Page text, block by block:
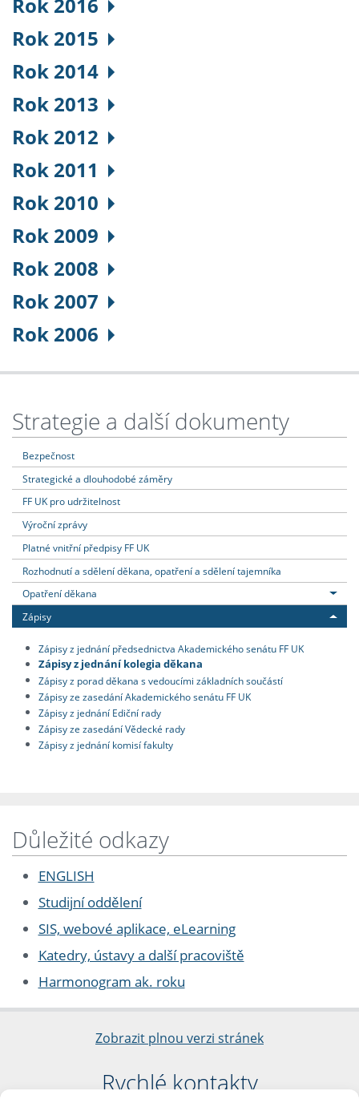
Rok 2015
Rok 2014
Rok 2013
Rok 2012
Rok 2011
Rok 2010
Rok 2009
Rok 2008
Rok 2007
Rok 2006
Strategie a další dokumenty
Bezpečnost
Strategické a dlouhodobé záměry
FF UK pro udržitelnost
Výroční zprávy
Platné vnitřní předpisy FF UK
Rozhodnutí a sdělení děkana, opatření a sdělení tajemníka
Opatření děkana
Zápisy
Zápisy z jednání předsednictva Akademického senátu FF UK
Zápisy z jednání kolegia děkana
Zápisy z porad děkana s vedoucími základních součástí
Zápisy ze zasedání Akademického senátu FF UK
Zápisy z jednání Ediční rady
Zápisy ze zasedání Vědecké rady
Zápisy z jednání komisí fakulty
Důležité odkazy
ENGLISH
Studijní oddělení
SIS, webové aplikace, eLearning
Katedry, ústavy a další pracoviště
Harmonogram ak. roku
Zobrazit plnou verzi stránek
Rychlé kontakty